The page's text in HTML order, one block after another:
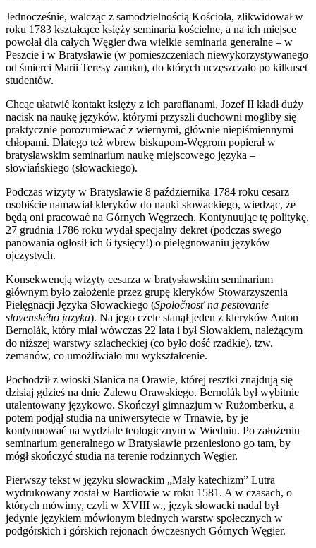
Jednocześnie, walcząc z samodzielnością Kościoła, zlikwidował w
roku 1783 kształcące księży seminaria kościelne, a na ich miejsce
powołał dla całych Węgier dwa wielkie seminaria generalne – w
Peszcie i w Bratysławie (w pomieszczeniach niewykorzystywanego
od śmierci Marii Teresy zamku), do których uczęszczało po kilkuset
studentów.
Chcąc ułatwić kontakt księży z ich parafianami, Jozef II kładł duży
nacisk na naukę języków, którymi przyszli duchowni mogliby się
praktycznie porozumiewać z wiernymi, głównie niepiśmiennymi
chłopami. Dlatego też wbrew biskupom-Węgrom popierał w
bratysławskim seminarium naukę miejscowego języka –
słowiańskiego (słowackiego).
Podczas wizyty w Bratysławie 8 października 1784 roku cesarz
osobiście namawiał kleryków do nauki słowackiego, wiedząc, że
będą oni pracować na Górnych Węgrzech. Kontynuując tę politykę,
27 grudnia 1786 roku wydał specjalny dekret (podczas swego
panowania ogłosił ich 6 tysięcy!) o pielęgnowaniu języków
ojczystych.
Konsekwencją wizyty cesarza w bratysławskim seminarium
głównym było założenie przez grupę kleryków Stowarzyszenia
Pielęgnacji Języka Słowackiego (Spoločnosť na pestovanie
slovenského jazyka). Na jego czele stanął jeden z kleryków Anton
Bernolák, który miał wówczas 22 lata i był Słowakiem, należącym
do niższej warstwy szlacheckiej (co było dość rzadkie), tzw.
zemanów, co umożliwiało mu wykształcenie.
Pochodził z wioski Slanica na Orawie, której resztki znajdują się
dzisiaj gdzieś na dnie Zalewu Orawskiego. Bernolák był wybitnie
utalentowany językowo. Skończył gimnazjum w Rużomberku, a
potem podjął studia na uniwersytecie w Trnawie, by je
kontynuować na wydziale teologicznym w Wiedniu. Po założeniu
seminarium generalnego w Bratysławie przeniesiono go tam, by
mógł skończyć studia na terenie rodzinnych Węgier.
Pierwszy tekst w języku słowackim „Mały katechizm” Lutra
wydrukowany został w Bardiowie w roku 1581. A w czasach, o
których mówimy, czyli w XVIII w., język słowacki nadal był
jedynie językiem mówionym biednych warstw społecznych w
podgórskich i górskich rejonach ówczesnych Górnych Węgier.